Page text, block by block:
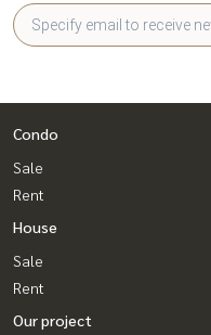
Condo
Sale
Rent
House
Sale
Rent
Our project